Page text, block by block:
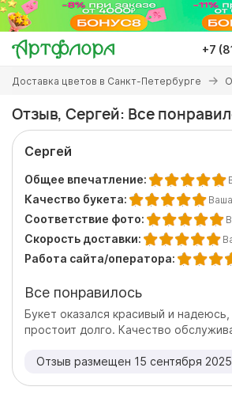
Перейти
основному
содержанию
+7
Вы
здесь
Доставка цветов в Санкт-Петербурге
Отзыв, Сергей: Все
Сергей
Общее впечатление:
Качество букета:
Соответствие фото:
Скорость доставки:
Работа сайта/оператора:
Все понравилось
Букет оказался красивый и
простоит долго. Качество
Отзыв размещен 15 сентября